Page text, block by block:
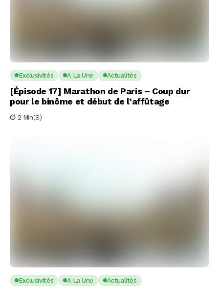
Exclusivités A La Une Actualités
[Épisode 17] Marathon de Paris – Coup dur
pour le binôme et début de l’affûtage
2 Min(s)
Exclusivités A La Une Actualités